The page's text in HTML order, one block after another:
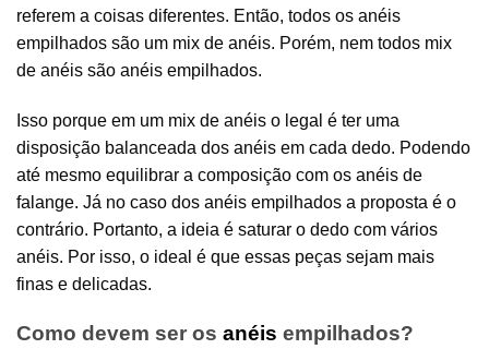
referem a coisas diferentes. Então, todos os anéis
empilhados são um mix de anéis. Porém, nem todos mix
de anéis são anéis empilhados.
Isso porque em um mix de anéis o legal é ter uma
disposição balanceada dos anéis em cada dedo. Podendo
até mesmo equilibrar a composição com os anéis de
falange. Já no caso dos anéis empilhados a proposta é o
contrário. Portanto, a ideia é saturar o dedo com vários
anéis. Por isso, o ideal é que essas peças sejam mais
finas e delicadas.
Como devem ser os anéis empilhados?